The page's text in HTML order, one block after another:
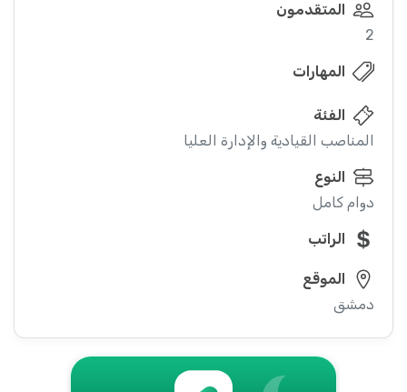
المتقدمون
2
المهارات
الفئة
المناصب القيادية والإدارة العليا
النوع
دوام كامل
الراتب
الموقع
دمشق